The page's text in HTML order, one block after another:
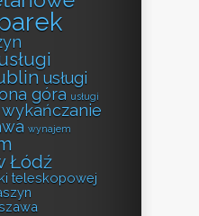
usługi
góra usługi
wykańczanie
wynajem
Łódź
teleskopowej